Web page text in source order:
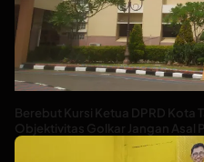
Berebut Kursi Ketua DPRD Kota
Objektivitas Golkar Jangan Asal